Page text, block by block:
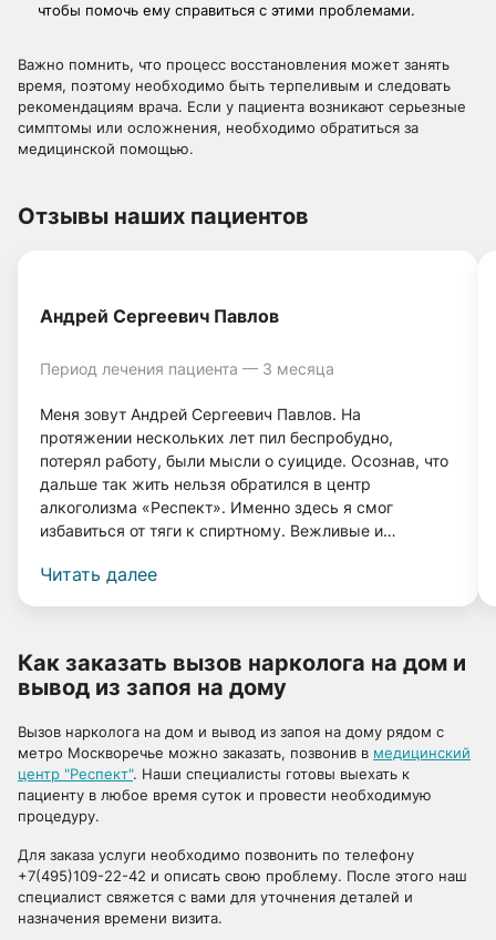
чтобы помочь ему справиться с этими проблемами.
Важно помнить, что процесс восстановления может занять
время, поэтому необходимо быть терпеливым и следовать
рекомендациям врача. Если у пациента возникают серьезные
симптомы или осложнения, необходимо обратиться за
медицинской помощью.
Отзывы наших пациентов
Андрей Сергеевич Павлов
Период лечения пациента — 3 месяца
Меня зовут Андрей Сергеевич Павлов. На
протяжении нескольких лет пил беспробудно,
потерял работу, были мысли о суициде. Осознав, что
дальше так жить нельзя обратился в центр
алкоголизма «Респект». Именно здесь я смог
избавиться от тяги к спиртному. Вежливые и
мне вернуться к нормальной жизни. Прошло 4 года, и
Читать далее
Как заказать вызов нарколога на дом и
вывод из запоя на дому
Вызов нарколога на дом и вывод из запоя на дому рядом с
метро Москворечье можно заказать, позвонив в медицинский
центр "Респект". Наши специалисты готовы выехать к
пациенту в любое время суток и провести необходимую
процедуру.
Для заказа услуги необходимо позвонить по телефону
+7(495)109-22-42 и описать свою проблему. После этого наш
специалист свяжется с вами для уточнения деталей и
назначения времени визита.